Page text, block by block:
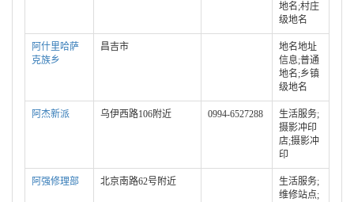
地名;村庄
级地名
阿什里哈萨
克族乡
昌吉市
地名地址
信息;普通
地名;乡镇
级地名
阿杰新派 乌伊西路106附近 0994-6527288
生活服务;
摄影冲印
店;摄影冲
印
阿强修理部 北京南路62号附近
生活服务;
维修站点;